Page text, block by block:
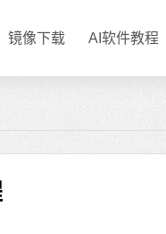
镜像下载 AI软件教程